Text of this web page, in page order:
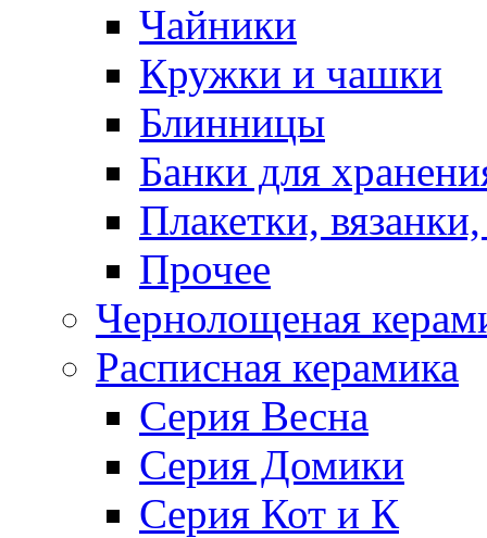
Чайники
Кружки и чашки
Блинницы
Банки для
Плакетки,
Прочее
Чернолощеная
Расписная керамика
Серия Весна
Серия Домики
Серия Кот и К